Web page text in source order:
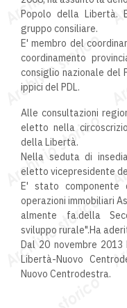
Popolo della Libertà.
gruppo consiliare.
E' membro del
coordinamento
consiglio nazionale del
ippici del PDL.
Alle consultazioni
eletto nella
della Libertà.
Nella seduta di
eletto vicepresidente
E' stato componente
operazioni immobiliari
almente fa.della
sviluppo rurale".Ha
Dal 20 novembre
Libertà-Nuovo
Nuovo Centrodestra.